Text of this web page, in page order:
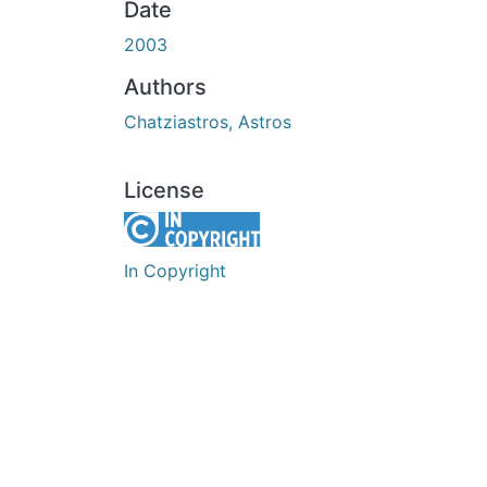
Date
2003
Authors
Chatziastros, Astros
License
In Copyright